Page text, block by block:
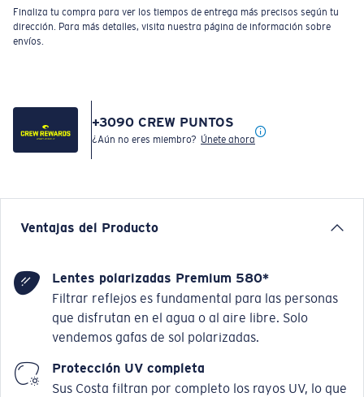
Finaliza tu compra para ver los tiempos de entrega más precisos según tu
dirección. Para más detalles, visita nuestra página de información sobre
envíos.
+3090 CREW PUNTOS
¿Aún no eres miembro? Únete ahora
Ventajas del Producto
Lentes polarizadas Premium 580*
Filtrar reflejos es fundamental para las personas
que disfrutan en el agua o al aire libre. Solo
vendemos gafas de sol polarizadas.
Protección UV completa
Sus Costa filtran por completo los rayos UV, lo que